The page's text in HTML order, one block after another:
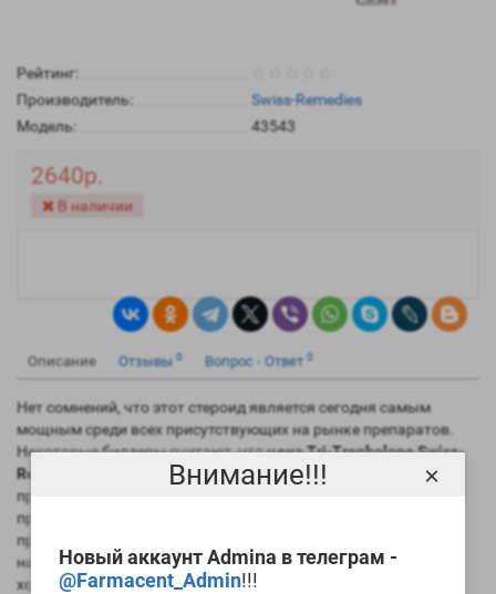
Внимание!!!
Новый аккаунт Admina в телеграм -
@Farmacent_Admin!!!
×
Рейтинг:
Производитель:
Swiss-Remedies
Модель:
43543
2640р.
В наличии
Описание Отзывы 0 Вопрос - Ответ 0
Нет сомнений, что этот стероид является сегодня самым
мощным среди всех присутствующих на рынке препаратов.
Некоторые билдеры считают, чтоцена Tri-Trenbolone Swiss-
Remedies
завышена, но после первого же правильно
проведенного цикла препарата мнение меняется на
противоположное. Сегодня спортивная фармакологическая
промышленность выпускает три эфира этого препарат, а
наиболее популярными являются ацетат и энантат. Если вы
хотите набирать большое количество